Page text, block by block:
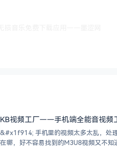
KB视频工厂——手机端全能音视频
&#x1f914; 手机里的视频太多太乱，处理起来太麻烦？ 你是不是也遇到过这种情况——手机里存了一堆视频，想转个格式找不